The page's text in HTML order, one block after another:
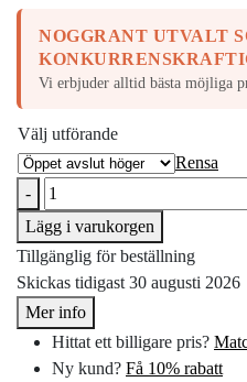
NOGGRANT UTVALT
Vi erbjuder alltid bästa möjliga
Välj utförande
Rensa
-
Lägg i varukorgen
Tillgänglig för beställning
Skickas tidigast 30 augusti 2026
Mer info
Hittat ett billigare pris?
Ny kund? Få 10% rabatt